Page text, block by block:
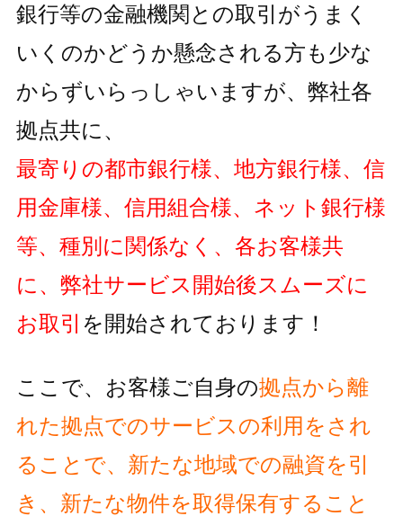
銀行等の金融機関との取引がうまく
いくのかどうか懸念される方も少な
からずいらっしゃいますが、弊社各
拠点共に、
最寄りの都市銀行様、地方銀行様、信
用金庫様、信用組合様、ネット銀行様
等、種別に関係なく、各お客様共
に、弊社サービス開始後スムーズに
お取引 を開始されております！
ここで、お客様ご自身の拠点から離
れた拠点でのサービスの利用をされ
ることで、 新たな地域での融資を引
き、新たな物件を取得保有すること